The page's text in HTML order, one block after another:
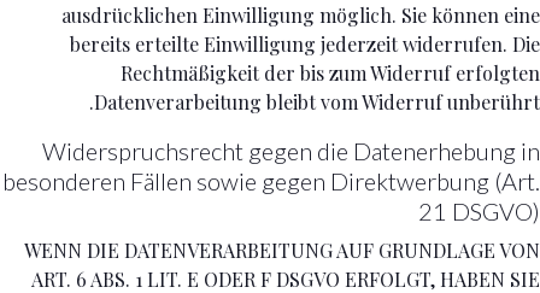
ausdrücklichen Einwilligung möglich. Sie können eine
bereits erteilte Einwilligung jederzeit widerrufen. Die
Rechtmäßigkeit der bis zum Widerruf erfolgten
Datenverarbeitung bleibt vom Widerruf unberührt.
Widerspruchsrecht gegen die Datenerhebung in
besonderen Fällen sowie gegen Direktwerbung (Art.
21 DSGVO)
WENN DIE DATENVERARBEITUNG AUF GRUNDLAGE VON
ART. 6 ABS. 1 LIT. E ODER F DSGVO ERFOLGT, HABEN SIE